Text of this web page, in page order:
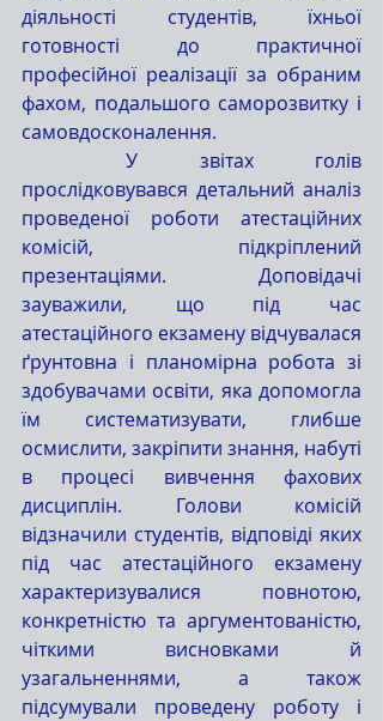
діяльності студентів, їхньої
готовності до практичної
професійної реалізації за обраним
фахом, подальшого саморозвитку і
самовдосконалення.
	У звітах голів
прослідковувався детальний аналіз
проведеної роботи атестаційних
комісій, підкріплений
презентаціями. Доповідачі
зауважили, що під час
атестаційного екзамену відчувалася
ґрунтовна і планомірна робота зі
здобувачами освіти, яка допомогла
їм систематизувати, глибше
осмислити, закріпити знання, набуті
в процесі вивчення фахових
дисциплін. Голови комісій
відзначили студентів, відповіді яких
під час атестаційного екзамену
характеризувалися повнотою,
конкретністю та аргументованістю,
чіткими висновками й
узагальненнями, а також
підсумували проведену роботу і